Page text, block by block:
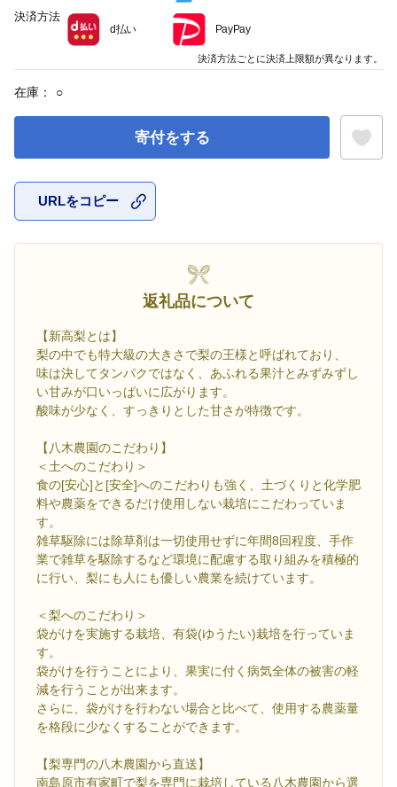
在庫： ○
寄付をする
URLをコピー
返礼品について
【新高梨とは】
梨の中でも特大級の大きさで梨の王様と呼ばれており、
味は決してタンパクではなく、あふれる果汁とみずみずし
い甘みが口いっぱいに広がります。
酸味が少なく、すっきりとした甘さが特徴です。
【八木農園のこだわり】
＜土へのこだわり＞
食の[安心]と[安全]へのこだわりも強く、土づくりと化学肥
料や農薬をできるだけ使用しない栽培にこだわっていま
す。
雑草駆除には除草剤は一切使用せずに年間8回程度、手作
業で雑草を駆除するなど環境に配慮する取り組みを積極的
に行い、梨にも人にも優しい農業を続けています。
＜梨へのこだわり＞
袋がけを実施する栽培、有袋(ゆうたい)栽培を行っていま
す。
袋がけを行うことにより、果実に付く病気全体の被害の軽
減を行うことが出来ます。
さらに、袋がけを行わない場合と比べて、使用する農薬量
を格段に少なくすることができます。
【梨専門の八木農園から直送】
南島原市有家町で梨を専門に栽培している八木農園から選
決済方法
d払い PayPay
決済方法ごとに決済上限額が異なります。